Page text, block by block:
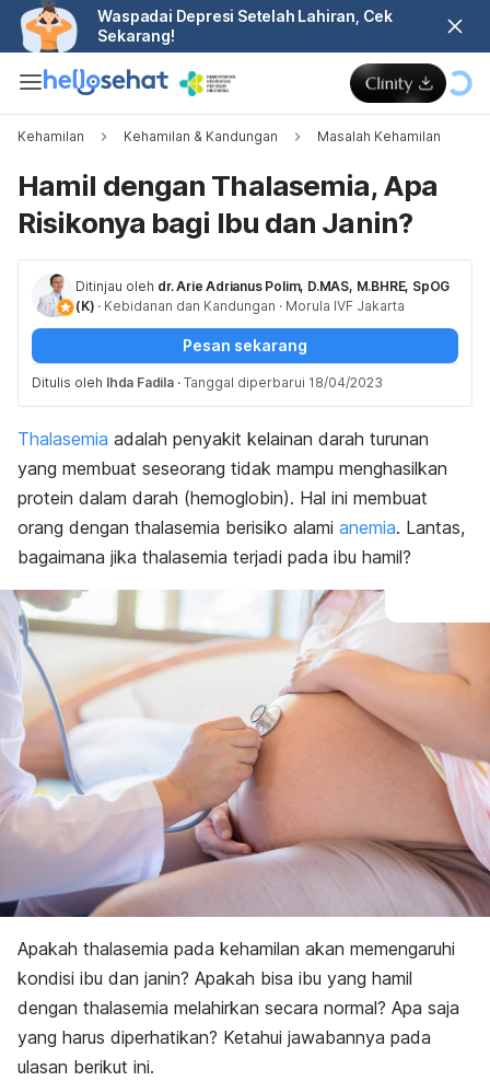
Waspadai Depresi Setelah Lahiran, Cek
Sekarang!
Kehamilan Kehamilan & Kandungan Masalah Kehamilan
Hamil dengan Thalasemia, Apa
Risikonya bagi Ibu dan Janin?
Ditinjau oleh dr. Arie Adrianus Polim, D.MAS, M.BHRE, SpOG
(K) · Kebidanan dan Kandungan · Morula IVF Jakarta
Pesan sekarang
Ditulis oleh Ihda Fadila · Tanggal diperbarui 18/04/2023
Thalasemia adalah penyakit kelainan darah turunan
yang membuat seseorang tidak mampu menghasilkan
protein dalam darah (hemoglobin). Hal ini membuat
orang dengan thalasemia berisiko alami anemia. Lantas,
bagaimana jika thalasemia terjadi pada ibu hamil?
Apakah thalasemia pada kehamilan akan memengaruhi
kondisi ibu dan janin? Apakah bisa ibu yang hamil
dengan thalasemia melahirkan secara normal? Apa saja
yang harus diperhatikan? Ketahui jawabannya pada
ulasan berikut ini.